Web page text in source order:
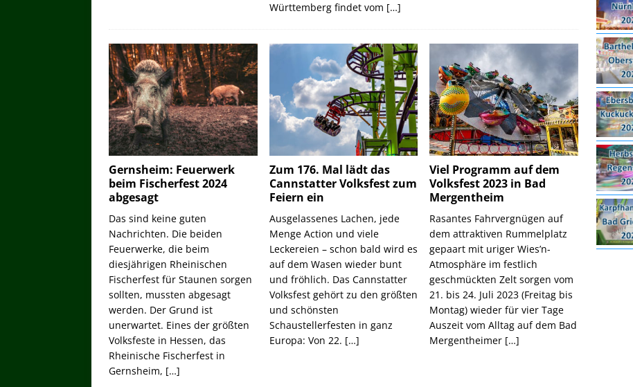
Württemberg findet vom […]
Gernsheim: Feuerwerk
beim Fischerfest 2024
abgesagt
Das sind keine guten
Nachrichten. Die beiden
Feuerwerke, die beim
diesjährigen Rheinischen
Fischerfest für Staunen sorgen
sollten, mussten abgesagt
werden. Der Grund ist
unerwartet. Eines der größten
Volksfeste in Hessen, das
Rheinische Fischerfest in
Gernsheim, […]
Zum 176. Mal lädt das
Cannstatter Volksfest zum
Feiern ein
Ausgelassenes Lachen, jede
Menge Action und viele
Leckereien – schon bald wird es
auf dem Wasen wieder bunt
und fröhlich. Das Cannstatter
Volksfest gehört zu den größten
und schönsten
Schaustellerfesten in ganz
Europa: Von 22. […]
Viel Programm auf dem
Volksfest 2023 in Bad
Mergentheim
Rasantes Fahrvergnügen auf
dem attraktiven Rummelplatz
gepaart mit uriger Wies’n-
Atmosphäre im festlich
geschmückten Zelt sorgen vom
21. bis 24. Juli 2023 (Freitag bis
Montag) wieder für vier Tage
Auszeit vom Alltag auf dem Bad
Mergentheimer […]